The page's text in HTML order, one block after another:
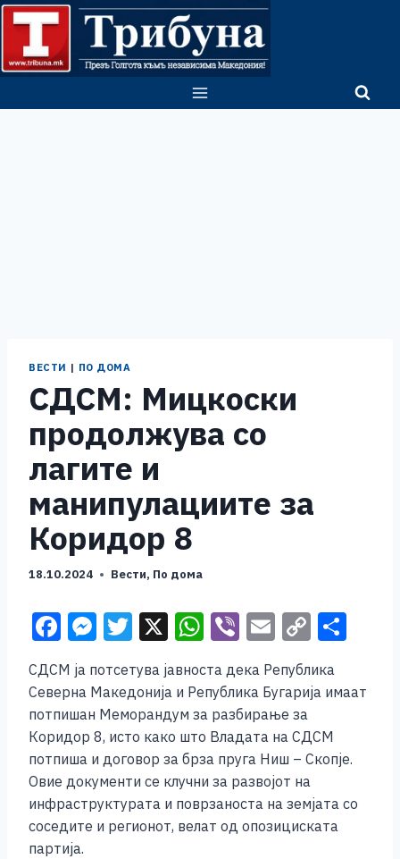
Skip
content
ВЕСТИ | ПО ДОМА
СДСМ: Мицкоски
продолжува со
лагите и
манипулациите за
Коридор 8
18.10.2024 Вести, По дома
F
a
c
e
b
o
o
k
M
ss
e
n
g
er
T
tt
er
X W
at
s
A
p
p
Vi
er
E
m
ai
l
C
p
y
Li
n
k
ar
СДСМ ја потсетува јавноста дека Република
Северна Македонија и Република Бугарија имаат
потпишан Меморандум за разбирање за
Коридор 8, исто како што Владата на СДСМ
потпиша и договор за брза пруга Ниш – Скопје.
Овие документи се клучни за развојот на
инфраструктурата и поврзаноста на земјата со
соседите и регионот, велат од опозициската
партија.